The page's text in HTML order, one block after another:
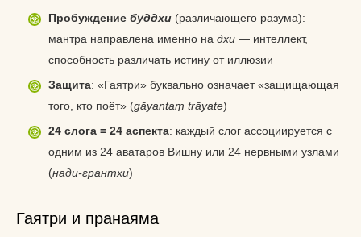
Пробуждение буддхи (различающего разума):
мантра направлена именно на дхи — интеллект,
способность различать истину от иллюзии
Защита: «Гаятри» буквально означает «защищающая
того, кто поёт» (gāyantaṃ trāyate)
24 слога = 24 аспекта: каждый слог ассоциируется с
одним из 24 аватаров Вишну или 24 нервными узлами
(нади-грантхи)
Гаятри и пранаяма